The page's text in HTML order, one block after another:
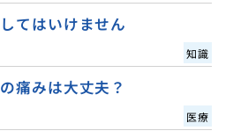
てはいけません
知識
痛みは大丈夫？
医療